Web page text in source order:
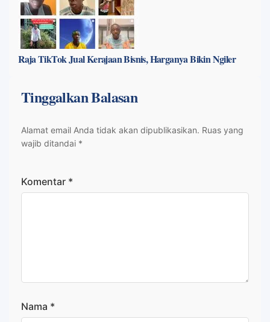
Raja TikTok Jual Kerajaan Bisnis, Harganya Bikin Ngiler
Tinggalkan Balasan
Alamat email Anda tidak akan dipublikasikan. Ruas yang
wajib ditandai *
Komentar *
Nama *